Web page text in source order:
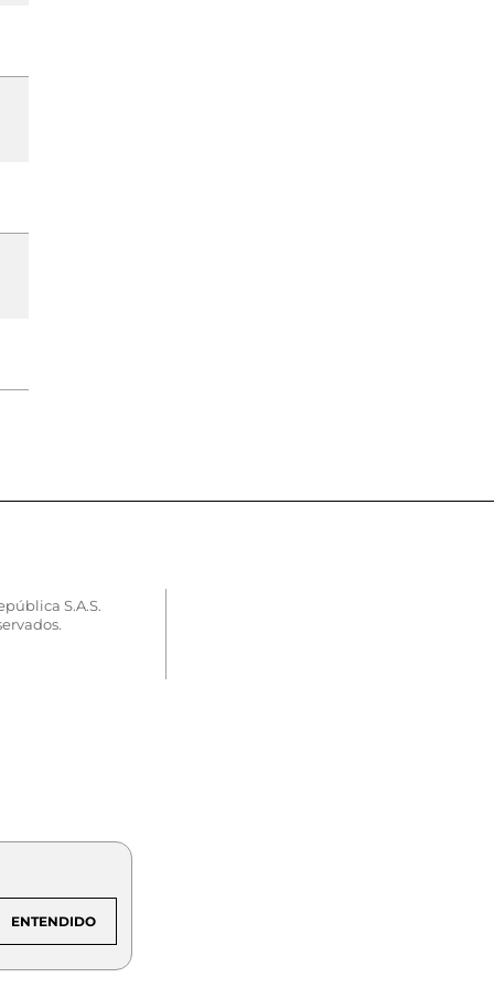
S.A.S.
ENTENDIDO